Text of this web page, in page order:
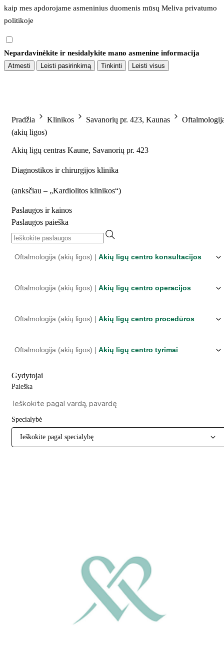
kaip mes apdorojame asmeninius duomenis mūsų Meliva privatumo
politikoje
Nepardavinėkite ir nesidalykite mano asmenine informacija
Atmesti Leisti pasirinkimą Tinkinti Leisti visus
Pradžia Klinikos Savanorių pr. 423, Kaunas
(akių ligos)
Akių ligų centras Kaune, Savanorių pr. 423
Diagnostikos ir chirurgijos klinika
(anksčiau – „Kardiolitos klinikos“)
Paslaugos ir kainos
Paslaugos paieška
Oftalmologija (akių ligos) | Akių ligų centro konsultacijos
Oftalmologija (akių ligos) | Akių ligų centro operacijos
Oftalmologija (akių ligos) | Akių ligų centro procedūros
Oftalmologija (akių ligos) | Akių ligų centro tyrimai
Gydytojai
Paieška
Specialybė
Ieškokite pagal specialybę